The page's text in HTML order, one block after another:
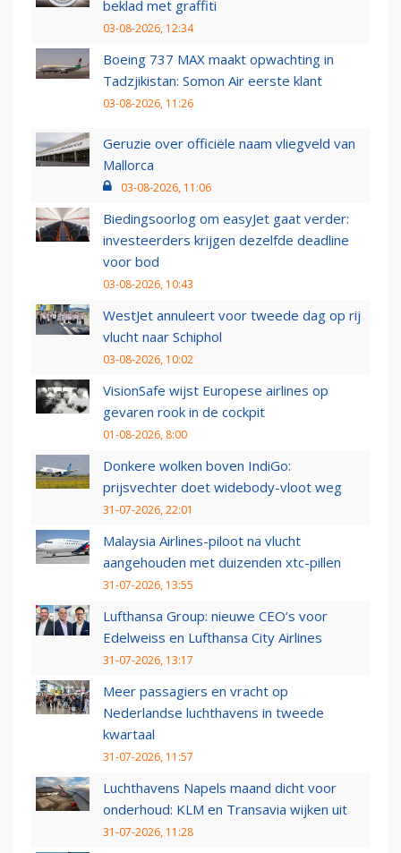
beklad met graffiti
03-08-2026, 12:34
Boeing 737 MAX maakt opwachting in
Tadzjikistan: Somon Air eerste klant
03-08-2026, 11:26
Geruzie over officiële naam vliegveld van
Mallorca
03-08-2026, 11:06
Biedingsoorlog om easyJet gaat verder:
investeerders krijgen dezelfde deadline
voor bod
03-08-2026, 10:43
WestJet annuleert voor tweede dag op rij
vlucht naar Schiphol
03-08-2026, 10:02
VisionSafe wijst Europese airlines op
gevaren rook in de cockpit
01-08-2026, 8:00
Donkere wolken boven IndiGo:
prijsvechter doet widebody-vloot weg
31-07-2026, 22:01
Malaysia Airlines-piloot na vlucht
aangehouden met duizenden xtc-pillen
31-07-2026, 13:55
Lufthansa Group: nieuwe CEO’s voor
Edelweiss en Lufthansa City Airlines
31-07-2026, 13:17
Meer passagiers en vracht op
Nederlandse luchthavens in tweede
kwartaal
31-07-2026, 11:57
Luchthavens Napels maand dicht voor
onderhoud: KLM en Transavia wijken uit
31-07-2026, 11:28